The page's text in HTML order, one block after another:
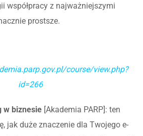
współpracy z najważniejszymi
prostsze.
course/view.php?
id=266
w biznesie [Akademia PARP]: ten
jak duże znaczenie dla Twojego e-